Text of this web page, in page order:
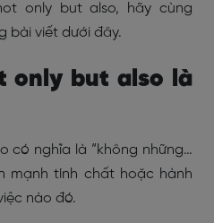
only but also, hãy cùng
bài viết dưới đây.
only but also là
có nghĩa là “không những…
mạnh tính chất hoặc hành
nào đó.